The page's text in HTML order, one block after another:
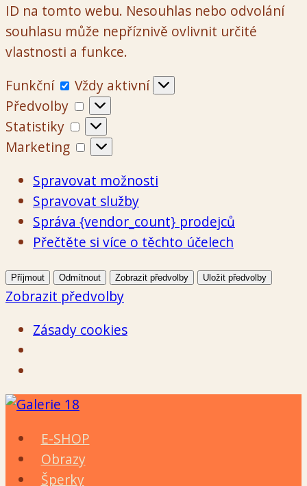
ID na tomto webu. Nesouhlas nebo odvolání
souhlasu může nepříznivě ovlivnit určité
vlastnosti a funkce.
Funkční
Funkční
Vždy aktivní
Předvolby
Předvolby
Statistiky
Statistiky
Marketing
Marketing
Spravovat možnosti
Spravovat služby
Správa {vendor_count} prodejců
Přečtěte si více o těchto účelech
Příjmout Odmítnout Zobrazit předvolby Uložit předvolby
Zobrazit předvolby
Zásady cookies
Přeskočit
obsahE-SHOP
Obrazy
Šperky